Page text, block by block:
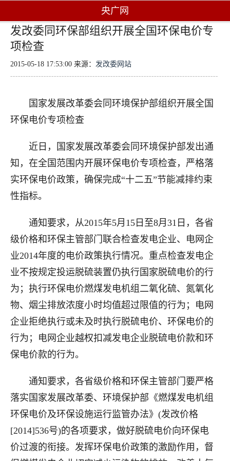
央广网
发改委同环保部组织开展全国环保电价专
项检查
2015-05-18 17:53:00 来源： 发改委网站
国家发展改革委会同环境保护部组织开展全国
环保电价专项检查
近日，国家发展改革委会同环境保护部发出通
知，在全国范围内开展环保电价专项检查，严格落
实环保电价政策，确保完成“十二五”节能减排约束
性指标。
通知要求，从2015年5月15日至8月31日，各省
级价格和环保主管部门联合检查发电企业、电网企
业2014年度的电价政策执行情况。重点检查发电企
业不按规定投运脱硫装置仍执行国家脱硫电价的行
为；执行环保电价燃煤发电机组二氧化硫、氮氧化
物、烟尘排放浓度小时均值超过限值的行为；电网
企业拒绝执行或未及时执行脱硫电价、环保电价的
行为；电网企业越权扣减发电企业脱硫电价款和环
保电价款的行为。
通知要求，各省级价格和环保主管部门要严格
落实国家发展改革委、环境保护部《燃煤发电机组
环保电价及环保设施运行监管办法》(发改价格
[2014]536号)的各项要求，做好脱硫电价向环保电
价过渡的衔接。发挥环保电价政策的激励作用，督